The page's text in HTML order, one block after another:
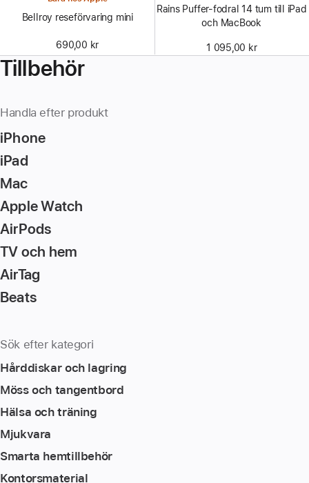
Bellroy reseförvaring mini
690,00 kr
Rains Puffer-fodral 14 tum till iPad
och MacBook
1 095,00 kr
Tillbehör
Handla efter produkt
iPhone
iPad
Mac
Apple Watch
AirPods
TV och hem
AirTag
Beats
Sök efter kategori
Hårddiskar och lagring
Möss och tangentbord
Hälsa och träning
Mjukvara
Smarta hemtillbehör
Kontorsmaterial